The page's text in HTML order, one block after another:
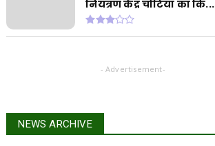
नियंत्रण केंद्र चोटिया का कि...
- Advertisement-
NEWS ARCHIVE